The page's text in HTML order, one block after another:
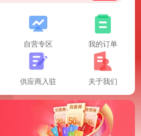
自营专区 我的订单
供应商入驻 关于我们